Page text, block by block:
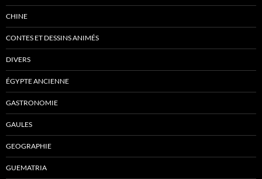
CHINE
CONTES ET DESSINS ANIMÉS
DIVERS
ÉGYPTE ANCIENNE
GASTRONOMIE
GAULES
GEOGRAPHIE
GUEMATRIA